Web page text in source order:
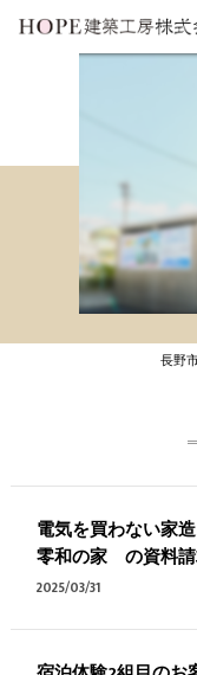
長野
電気を買わない家
零和の家 の資料請
2025/03/31